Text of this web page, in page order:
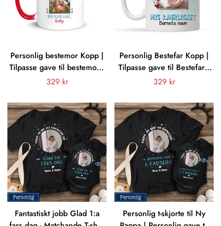
Personlig bestemor Kopp |
Tilpasse gave til bestemor |
Første morsdag som
Vanligt
329 kr
Personlig Bestefar Kopp |
Tilpasse gave til Bestefar |
Gratulerer med 1.
Vanligt
329 kr
Fantastiskt jobb Glad 1:a
Personlig t-skjorte til Ny